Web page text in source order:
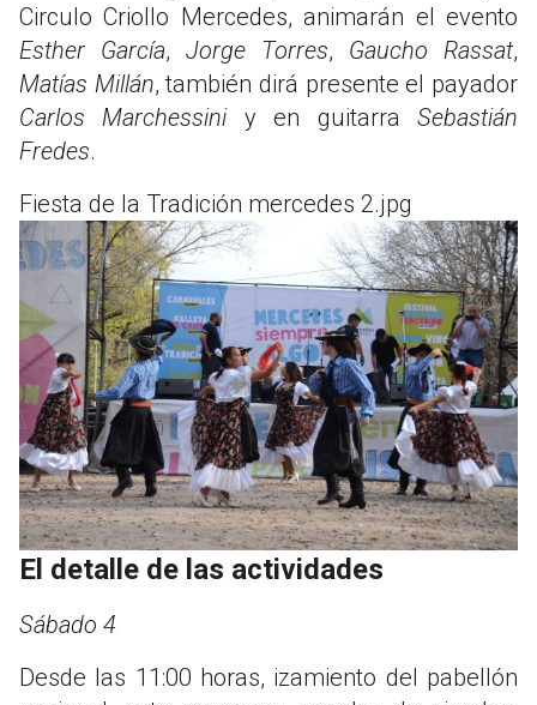
Circulo Criollo Mercedes, animarán el evento
Esther García, Jorge Torres, Gaucho Rassat,
Matías Millán, también dirá presente el payador
Carlos Marchessiniy en guitarraSebastián
Fredes.
Fiesta de la Tradición mercedes 2.jpg
El detalle de las actividades
Sábado 4
Desde las 11:00 horas, izamiento del pabellón